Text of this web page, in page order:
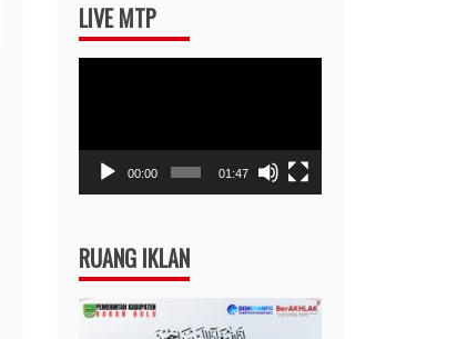
LIVE MTP
00:00 01:47
RUANG IKLAN